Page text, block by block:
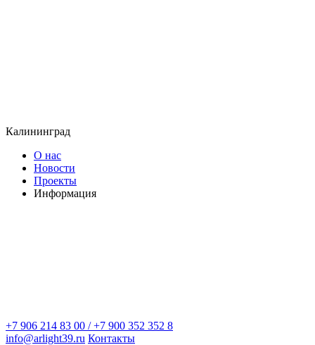
Калининград
О нас
Новости
Проекты
Информация
+7 906 214 83 00 / +7 900 352 352 8
info@arlight39.ru Контакты